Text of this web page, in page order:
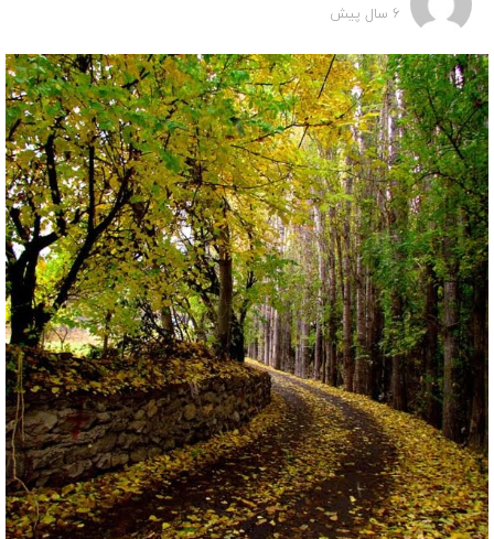
6 سال پیش